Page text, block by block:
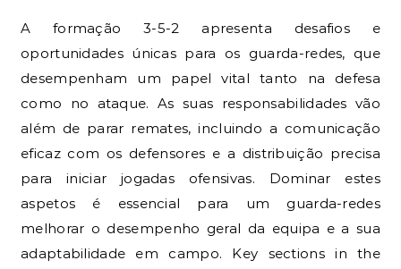
A formação 3-5-2 apresenta desafios e
oportunidades únicas para os guarda-redes, que
desempenham um papel vital tanto na defesa
como no ataque. As suas responsabilidades vão
além de parar remates, incluindo a comunicação
eficaz com os defensores e a distribuição precisa
para iniciar jogadas ofensivas. Dominar estes
aspetos é essencial para um guarda-redes
melhorar o desempenho geral da equipa e a sua
adaptabilidade em campo. Key sections in the